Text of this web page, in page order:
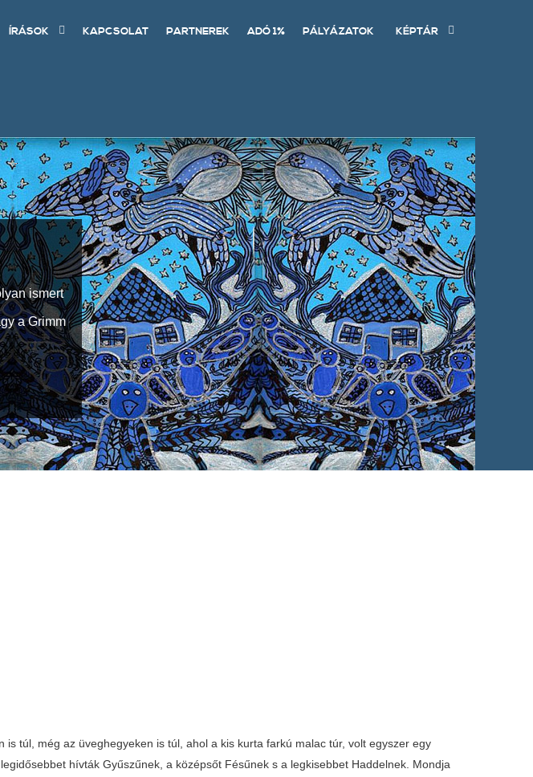
ÍRÁSOK KAPCSOLAT PARTNEREK ADÓ 1% PÁLYÁZATOK KÉPTÁR
ismert
a Grimm
is túl, még az üveghegyeken is túl, ahol a kis kurta farkú malac túr, volt egyszer egy
hívták Gyűszűnek, a középsőt Fésűnek s a legkisebbet Haddelnek. Mondja